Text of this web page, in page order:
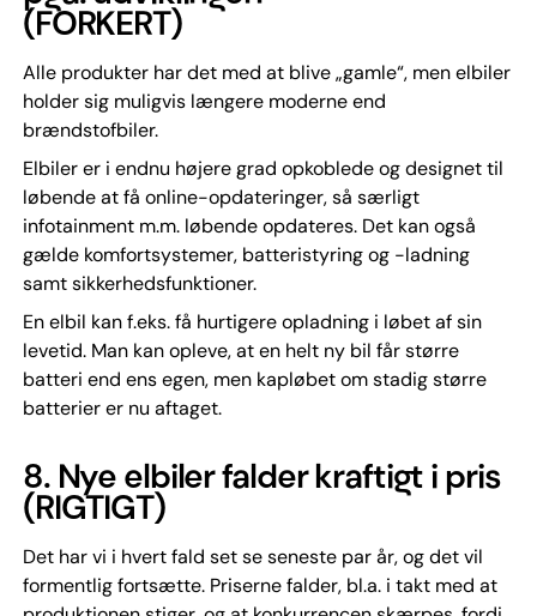
(FORKERT)
Alle produkter har det med at blive „gamle“, men elbiler
holder sig muligvis længere moderne end
brændstofbiler.
Elbiler er i endnu højere grad opkoblede og designet til
løbende at få online-opdateringer, så særligt
infotainment m.m. løbende opdateres. Det kan også
gælde komfortsystemer, batteristyring og -ladning
samt sikkerhedsfunktioner.
En elbil kan f.eks. få hurtigere opladning i løbet af sin
levetid. Man kan opleve, at en helt ny bil får større
batteri end ens egen, men kapløbet om stadig større
batterier er nu aftaget.
8.Nye elbiler falder kraftigt i pris
(RIGTIGT)
Det har vi i hvert fald set se seneste par år, og det vil
formentlig fortsætte. Priserne falder, bl.a. i takt med at